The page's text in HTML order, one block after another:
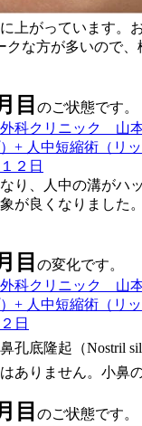
上がっています。
クな方が多いので
目 のご状態です。
り、人中の溝がハ
が良くなりました
目 の変化です。
鼻孔底隆起（Nostril
ありません。小鼻
目 のご状態です。